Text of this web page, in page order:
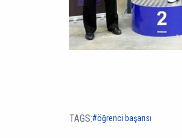
TAGS: öğrenci başarısı